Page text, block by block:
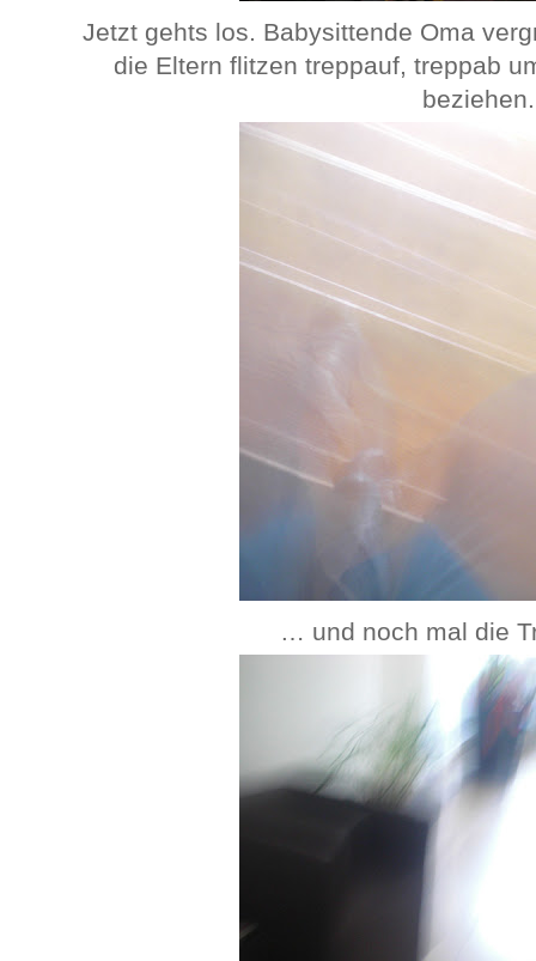
Jetzt gehts los. Babysittende Oma
die Eltern flitzen treppauf, treppab
beziehen.
… und noch mal die